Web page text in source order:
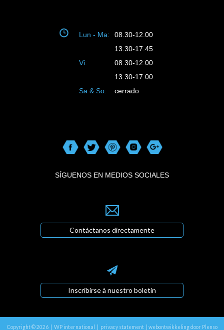
Lun - Ma:
08.30-12.00
13.30-17.45
Vi:
08.30-12.00
13.30-17.00
Sa & So:
cerrado
SÍGUENOS EN MEDIOS SOCIALES
Contáctanos directamente
Inscribirse à nuestro boletin
Copyright © 2026 | WP international | privacy statement| webontwikkeling door Plenso